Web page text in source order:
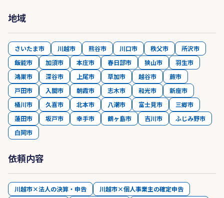
地域
さいたま市 川越市 熊谷市 川口市 秩父市
所沢市
飯能市
加須市 本庄市 春日部市 狭山市
羽生市
鴻巣市
深谷市 上尾市 草加市 越谷市
蕨市
戸田市
入間市 朝霞市 志木市 和光市
新座市
桶川市
久喜市 北本市 八潮市 富士見市
三郷市
蓮田市
坂戸市 幸手市 鶴ヶ島市 吉川市
ふじみ野市
白岡市
依頼内容
川越市×法人の決算・申告
川越市×個人事業主の確定申告